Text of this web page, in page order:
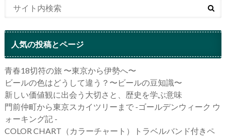
人気の投稿とページ
青春18切符の旅 〜東京から伊勢へ〜
ビールの色はどうして違う？〜ビールの豆知識〜
新しい価値観に出会う大切さと、歴史を学ぶ意味
門前仲町から東京スカイツリーまで -ゴールデンウィーク ウ
ォーキング記 -
COLOR CHART（カラーチャート）トラベルバンド付きペ